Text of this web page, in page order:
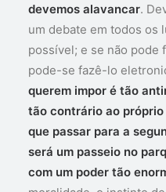
devemos alavancar.
um debate em todos os
possível; e se não pode
pode-se fazê-lo
querem impor é tão
tão contrário ao
que passar para a
será um passeio no
com um poder tão